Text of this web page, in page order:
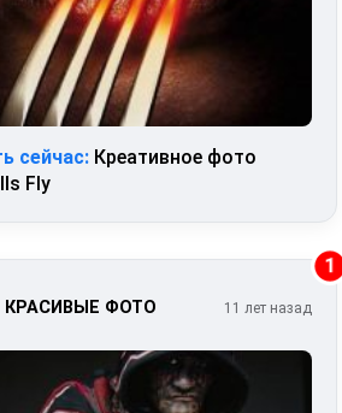
сейчас: Креативное фото
Fly
1
КРАСИВЫЕ ФОТО 11 лет назад